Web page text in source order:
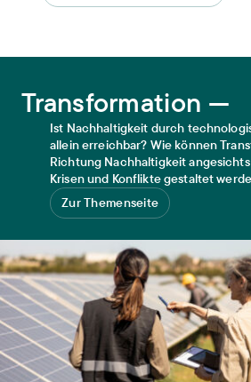
Transformation —
Ist Nachhaltigkeit durch
allein erreichbar? Wie können
Richtung Nachhaltigkeit
Krisen und Konflikte gestaltet
Zur Themenseite